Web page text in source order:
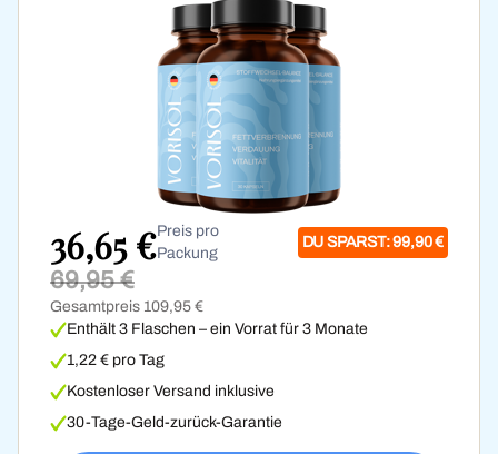
36,65 €Preis pro
Packung
DU SPARST: 99,90 €
69,95 €
Gesamtpreis 109,95 €
Enthält 3 Flaschen – ein Vorrat für 3 Monate
1,22 € pro Tag
Kostenloser Versand inklusive
30-Tage-Geld-zurück-Garantie